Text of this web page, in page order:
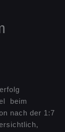
beim
nach der 1:7